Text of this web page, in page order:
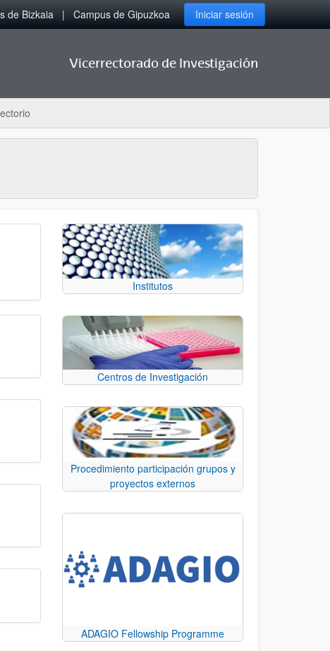
de Bizkaia Campus de Gipuzkoa Iniciar sesión
Vicerrectorado de Investigación
Institutos
Centros de Investigación
Procedimiento participación grupos y
proyectos externos
ADAGIO Fellowship Programme